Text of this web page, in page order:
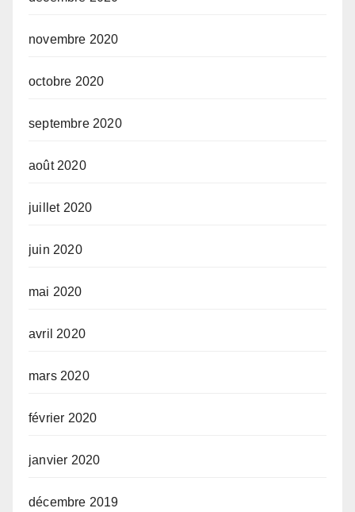
novembre 2020
octobre 2020
septembre 2020
août 2020
juillet 2020
juin 2020
mai 2020
avril 2020
mars 2020
février 2020
janvier 2020
décembre 2019